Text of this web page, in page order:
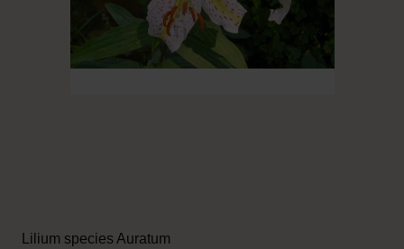
Lilium species Auratum